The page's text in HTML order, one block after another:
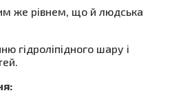
же рівнем, що й людська
гідроліпідного шару і